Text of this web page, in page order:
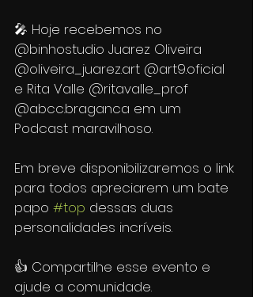
🎤 Hoje recebemos no
@binhostudio Juarez Oliveira
@oliveira_juarez.art @art9.oficial
e Rita Valle @ritavalle_prof
@abcc.braganca em um
Podcast maravilhoso.
Em breve disponibilizaremos o link
para todos apreciarem um bate
papo #top dessas duas
personalidades incríveis.
👍 Compartilhe esse evento e
ajude a comunidade.